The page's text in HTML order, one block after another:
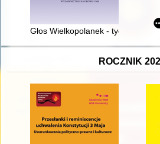
Głos Wielkopolanek - tygodnik
ROCZNIK